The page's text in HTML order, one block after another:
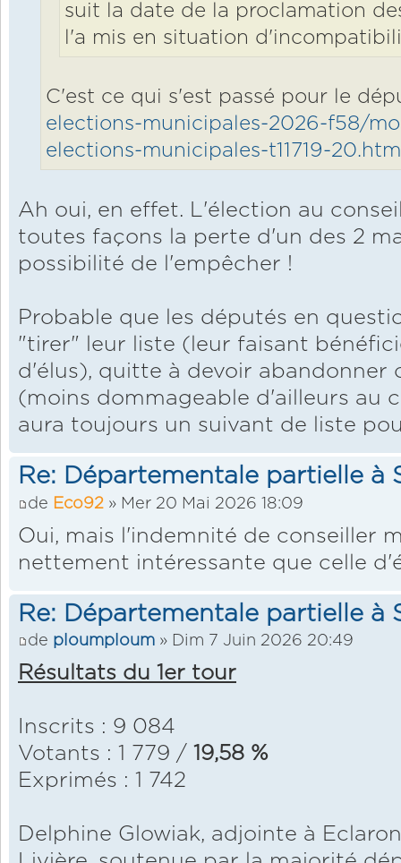
suit la date de la proclamation
l'a mis en situation
C'est ce qui s'est passé pour le
elections-municipales-2026-f58/
elections-municipales-t11719-
Ah oui, en effet. L'élection au
toutes façons la perte d'un des 2
possibilité de l'empêcher !
Probable que les députés en
"tirer" leur liste (leur faisant
d'élus), quitte à devoir abandonner
(moins dommageable d'ailleurs au
aura toujours un suivant de liste
Re: Départementale partielle à
de Eco92 » Mer 20 Mai 2026 18:09
Oui, mais l'indemnité de conseiller
nettement intéressante que celle
Re: Départementale partielle à
de ploumploum » Dim 7 Juin 2026 20:49
Résultats du 1er tour
Inscrits : 9 084
Votants : 1 779 / 19,58 %
Exprimés : 1 742
Delphine Glowiak, adjointe à